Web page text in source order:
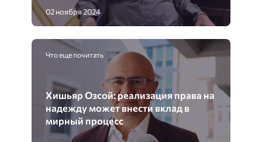
02 ноября 2024
Что еще почитать
Хишьяр Озсой: реализация права на
надежду может внести вклад в
мирный процесс